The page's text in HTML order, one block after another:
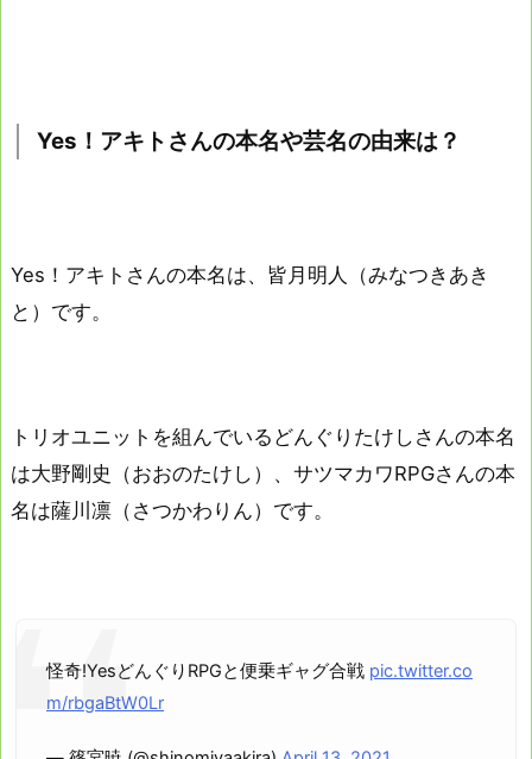
Yes！アキトさんの本名や芸名の由来は？
Yes！アキトさんの本名は、皆月明人（みなつきあき
と）です。
トリオユニットを組んでいるどんぐりたけしさんの本名
は大野剛史（おおのたけし）、サツマカワRPGさんの本
名は薩川凛（さつかわりん）です。
怪奇!YesどんぐりRPGと便乗ギャグ合戦 pic.twitter.co
m/rbgaBtW0Lr